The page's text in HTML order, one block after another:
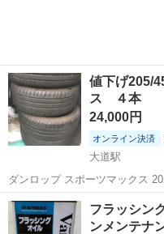
値下げ205/
ス ４本
24,000円
オンライン決済
大道駅
ダンロップ スポーツマックス 2016年 溝は写真から判断ください 発送
もできます
山口 防府市
フラッシングオイル 4L
ンメンテナ